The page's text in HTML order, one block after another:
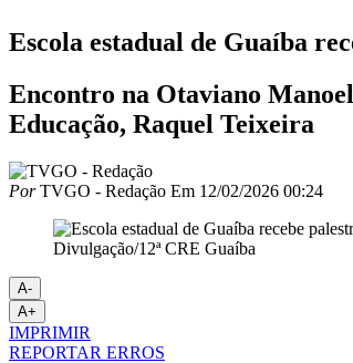
Escola estadual de Guaíba
Encontro na Otaviano
Educação, Raquel Teixeira
PorTVGO - Redação Em 12/02/2026 00:24
Divulgação/12ª CRE Guaíba
A-
A+
IMPRIMIR
REPORTAR ERROS